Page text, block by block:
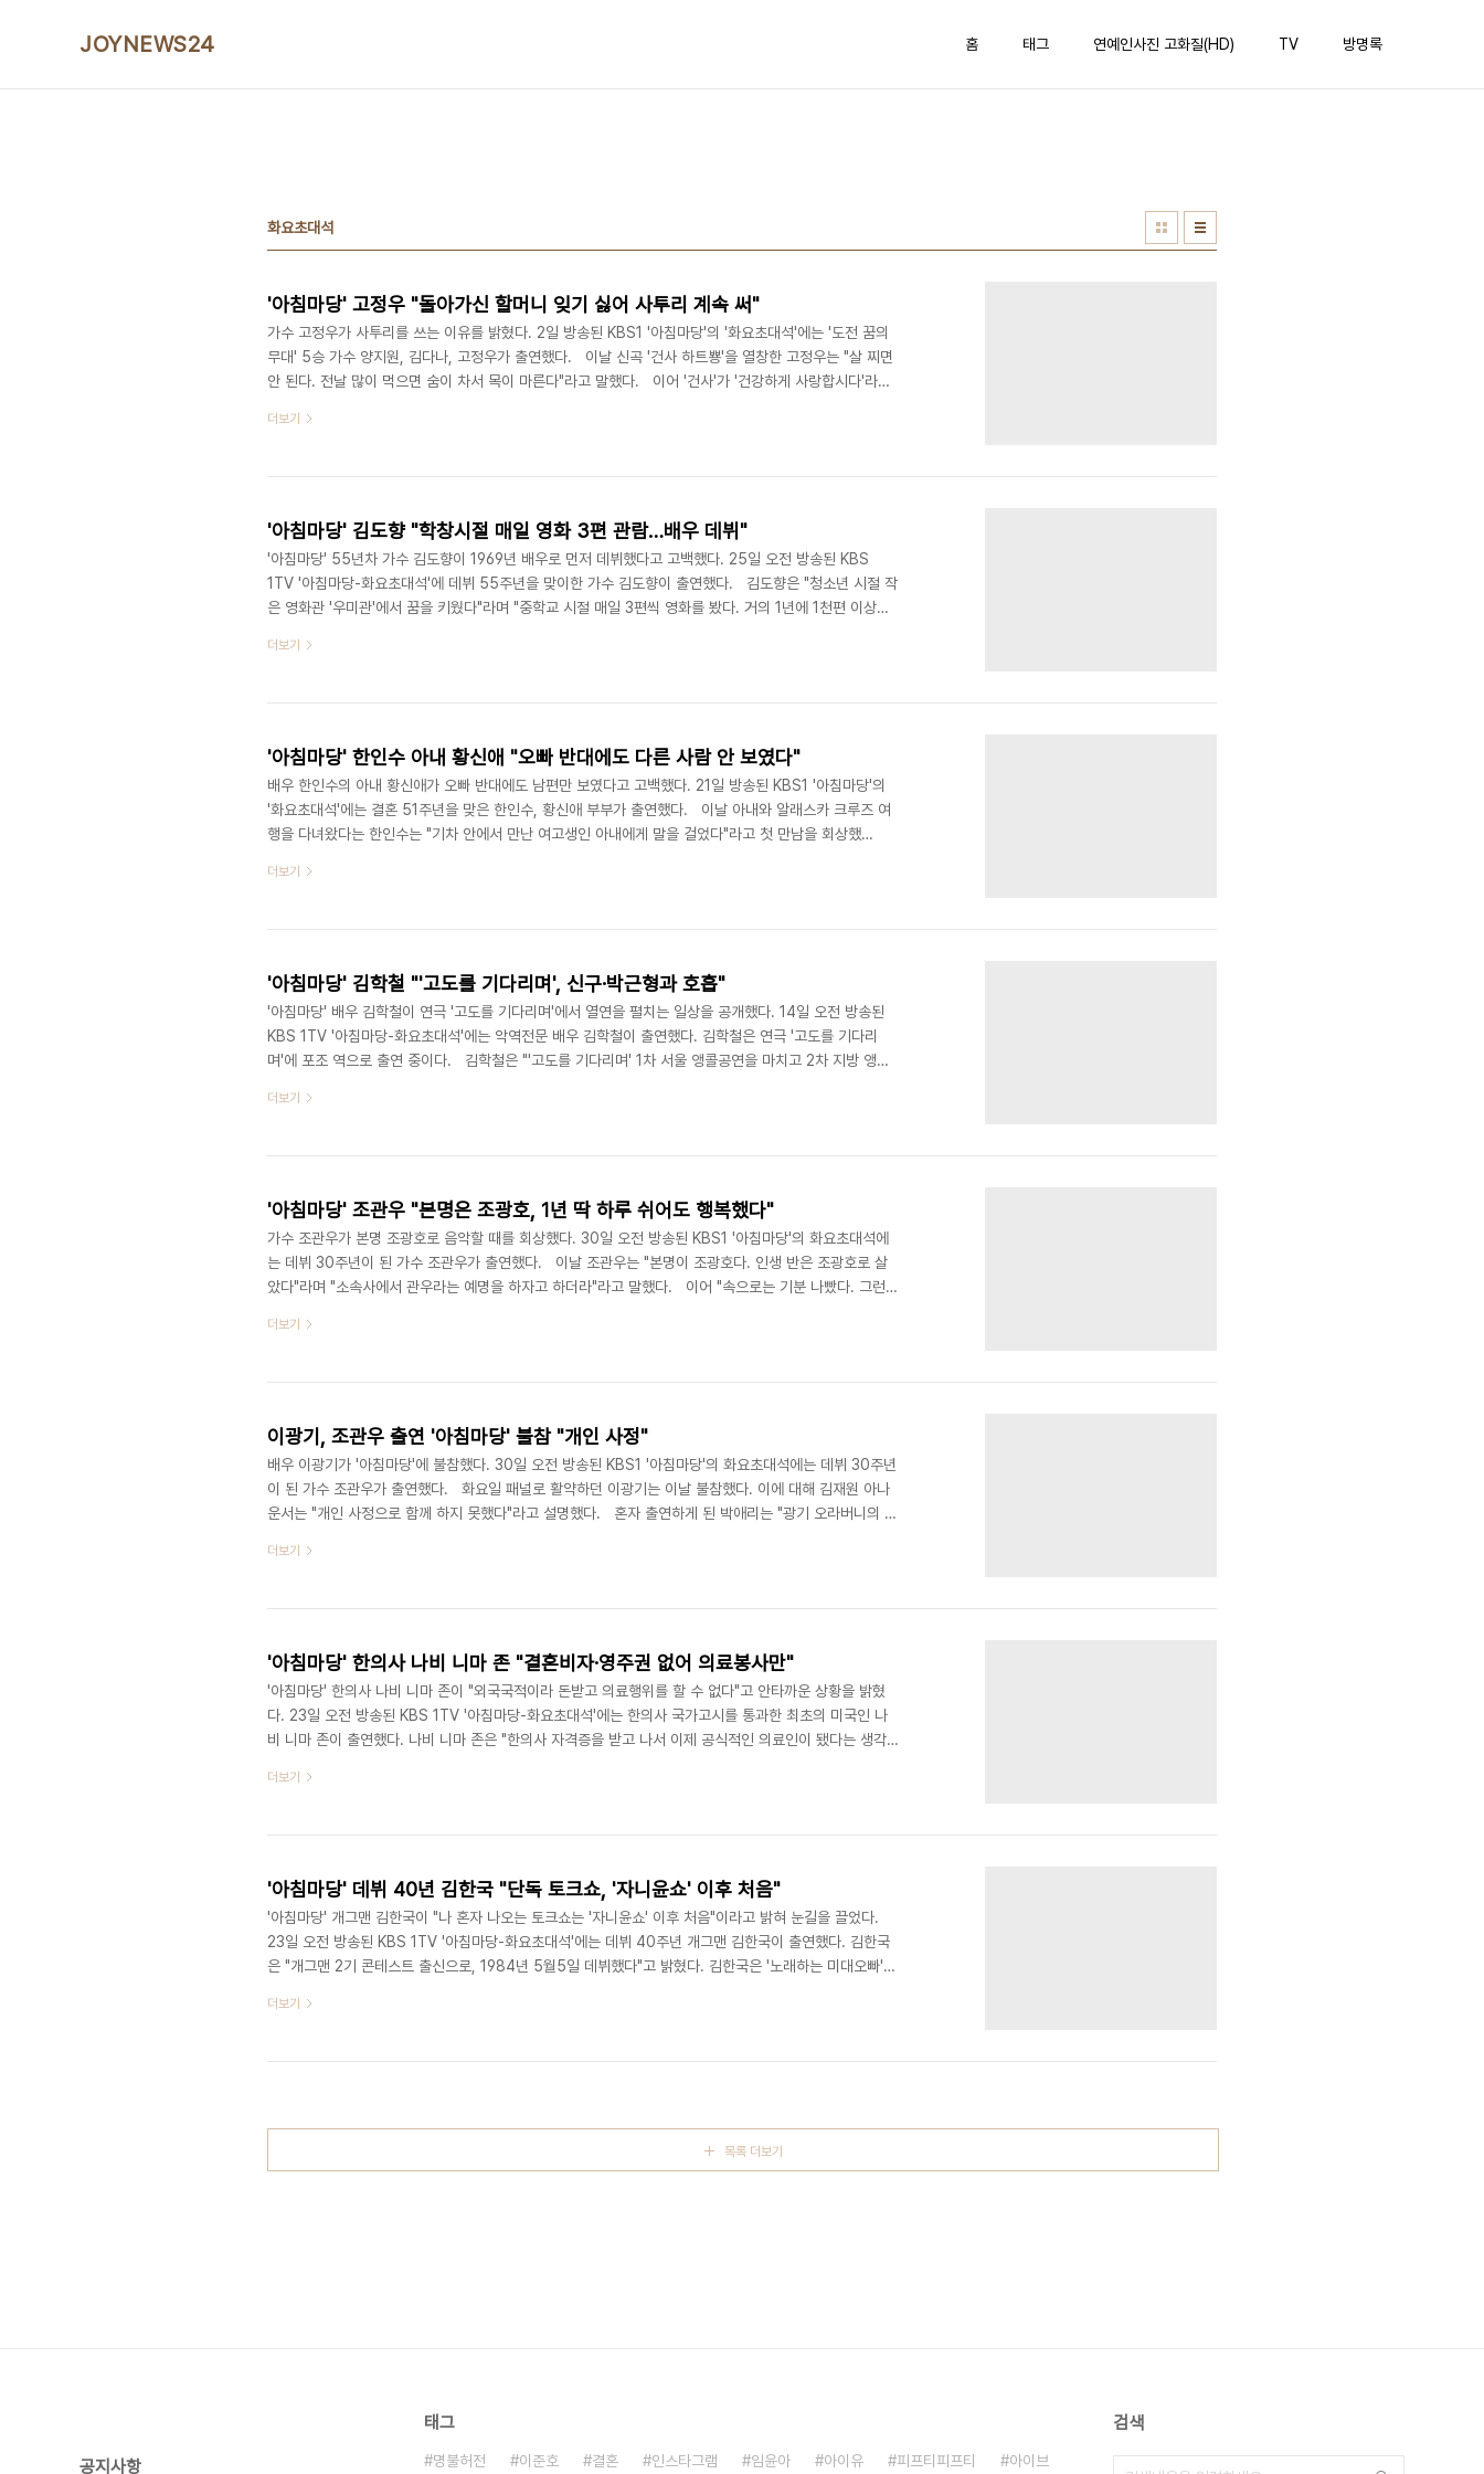
JOYNEWS24 홈 태그 연예인사진 고화질(HD) TV 방명록
화요초대석
'아침마당' 고정우 "돌아가신 할머니 잊기 싫어 사투리 계속 써"
가수 고정우가 사투리를 쓰는 이유를 밝혔다. 2일 방송된 KBS1 '아침마당'의 '화요초대석'에는 '도전 꿈의
무대' 5승 가수 양지원, 김다나, 고정우가 출연했다. 이날 신곡 '건사 하트뿅'을 열창한 고정우는 "살 찌면
안 된다. 전날 많이 먹으면 숨이 차서 목이 마른다"라고 말했다. 이어 '건사'가 '건강하게 사랑합시다'라는
무게가 90kg 나가는 사람이 귀엽기 쉽지 않은데 귀엽다는 말 많이 듣는다"라고 해 웃음을 자아냈다. 또 자
돌아가신 할머니 말투와 똑같다. 잊기 싫어서다"라고 고백..
더보기
'아침마당' 김도향 "학창시절 매일 영화 3편 관람…배우 데뷔"
'아침마당' 55년차 가수 김도향이 1969년 배우로 먼저 데뷔했다고 고백했다. 25일 오전 방송된 KBS
1TV '아침마당-화요초대석'에 데뷔 55주년을 맞이한 가수 김도향이 출연했다. 김도향은 "청소년 시절 작
은 영화관 '우미관'에서 꿈을 키웠다"라며 "중학교 시절 매일 3편씩 영화를 봤다. 거의 1년에 1천편 이상을
학해 배우로도 데뷔했다. 그는 1969년 KBS드라마 '구룡반도'에 홍콩스파이로 출연하며 데뷔했다. 이후
………… https://www.joynews24.com/view/1734241 '아침마당' 김도향 "학..
더보기
'아침마당' 한인수 아내 황신애 "오빠 반대에도 다른 사람 안 보였다"
배우 한인수의 아내 황신애가 오빠 반대에도 남편만 보였다고 고백했다. 21일 방송된 KBS1 '아침마당'의
'화요초대석'에는 결혼 51주년을 맞은 한인수, 황신애 부부가 출연했다. 이날 아내와 알래스카 크루즈 여
행을 다녀왔다는 한인수는 "기차 안에서 만난 여고생인 아내에게 말을 걸었다"라고 첫 만남을 회상했
서 잘 됐다 싶어서 따라갔다"라고 전했다. 또 황신애는 "부모님이 아니라 오빠가 반대했다. 연예인이라고
다른 사람은 보이지가 않더라"라고 고백했다. 1972년에 MBC에 입사했다는 한인수는 ..
더보기
'아침마당' 김학철 "'고도를 기다리며', 신구·박근형과 호흡"
'아침마당' 배우 김학철이 연극 '고도를 기다리며'에서 열연을 펼치는 일상을 공개했다. 14일 오전 방송된
KBS 1TV '아침마당-화요초대석'에는 악역전문 배우 김학철이 출연했다. 김학철은 연극 '고도를 기다리
며'에 포조 역으로 출연 중이다. 김학철은 "'고도를 기다리며' 1차 서울 앵콜공연을 마치고 2차 지방 앵콜
박근형 선생님과 함께 한다. 내가 막내다. 커피 타고 물 뜨러 다닌다"라면서 "신구 선생님은 공연을 거듭할
………… https://www.joynews24.com/view/1719310 '아침마당' 김학철 "..
더보기
'아침마당' 조관우 "본명은 조광호, 1년 딱 하루 쉬어도 행복했다"
가수 조관우가 본명 조광호로 음악할 때를 회상했다. 30일 오전 방송된 KBS1 '아침마당'의 화요초대석에
는 데뷔 30주년이 된 가수 조관우가 출연했다. 이날 조관우는 "본명이 조광호다. 인생 반은 조광호로 살
았다"라며 "소속사에서 관우라는 예명을 하자고 하더라"라고 말했다. 이어 "속으로는 기분 나빴다. 그런데
조관우는 "그때는 노래가 안 되면 맞기도 했다. 불만이 있기도 하지만, 주면 주는대로 음악하고 하라는대로
"1년 내내 쉬는 날이 딱 하루라 편하지는 않다. 모든 업소들이 문을 닫는 날..
더보기
이광기, 조관우 출연 '아침마당' 불참 "개인 사정"
배우 이광기가 '아침마당'에 불참했다. 30일 오전 방송된 KBS1 '아침마당'의 화요초대석에는 데뷔 30주년
이 된 가수 조관우가 출연했다. 화요일 패널로 활약하던 이광기는 이날 불참했다. 이에 대해 김재원 아나
운서는 "개인 사정으로 함께 하지 못했다"라고 설명했다. 혼자 출연하게 된 박애리는 "광기 오라버니의 빈
별한 사이로, 박애리와도 남다른 친분을 과시했다.
사정"배우 이광기가 '아침마당'에 불참했다. 30일 오전 방송된 KBS1 '아침마당'의 화요초대석에는 데뷔
더보기
'아침마당' 한의사 나비 니마 존 "결혼비자·영주권 없어 의료봉사만"
'아침마당' 한의사 나비 니마 존이 "외국국적이라 돈받고 의료행위를 할 수 없다"고 안타까운 상황을 밝혔
다. 23일 오전 방송된 KBS 1TV '아침마당-화요초대석'에는 한의사 국가고시를 통과한 최초의 미국인 나
비 니마 존이 출연했다. 나비 니마 존은 "한의사 자격증을 받고 나서 이제 공식적인 의료인이 됐다는 생각
수가 없다고. 그는 "외국국적이라 결혼비자, 영주권이 없으면 돈받고 의료행위를 할 수 없다"라면서 "지금
https://www.joynews24.com/view/1711299 '아침마당' 한의사 나비..
더보기
'아침마당' 데뷔 40년 김한국 "단독 토크쇼, '자니윤쇼' 이후 처음"
'아침마당' 개그맨 김한국이 "나 혼자 나오는 토크쇼는 '자니윤쇼' 이후 처음"이라고 밝혀 눈길을 끌었다.
23일 오전 방송된 KBS 1TV '아침마당-화요초대석'에는 데뷔 40주년 개그맨 김한국이 출연했다. 김한국
은 "개그맨 2기 콘테스트 출신으로, 1984년 5월5일 데뷔했다"고 밝혔다. 김한국은 '노래하는 미대오빠'라
였다.………… https://www.joynews24.com/view/1711270 '아침마당' 데뷔 40년 김한국 "단독 토
라고 밝혀 눈길을 끌었다. 23일 오전 방송된 KB..
더보기
목록 더보기
공지사항
태그
명불허전 이준호 결혼 인스타그램 임윤아 아이유 피프티피프티 아이브
검색